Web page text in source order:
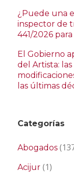
¿Puede una
inspector de
441/2026
El Gobierno
del Artista:
las últimas
Categorías
Abogados
Acijur (1)